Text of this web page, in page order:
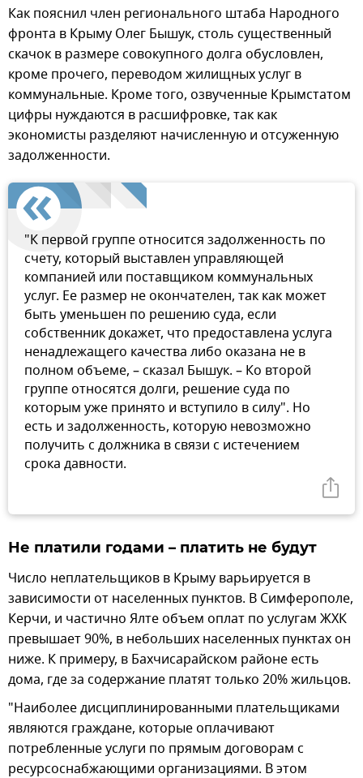
Как пояснил член регионального штаба Народного
фронта в Крыму Олег Бышук, столь существенный
скачок в размере совокупного долга обусловлен,
кроме прочего, переводом жилищных услуг в
коммунальные. Кроме того, озвученные Крымстатом
цифры нуждаются в расшифровке, так как
экономисты разделяют начисленную и отсуженную
задолженности.
"К первой группе относится задолженность по
счету, который выставлен управляющей
компанией или поставщиком коммунальных
услуг. Ее размер не окончателен, так как может
быть уменьшен по решению суда, если
собственник докажет, что предоставлена услуга
ненадлежащего качества либо оказана не в
полном объеме, – сказал Бышук. – Ко второй
группе относятся долги, решение суда по
которым уже принято и вступило в силу". Но
есть и задолженность, которую невозможно
получить с должника в связи с истечением
срока давности.
Не платили годами – платить не будут
Число неплательщиков в Крыму варьируется в
зависимости от населенных пунктов. В Симферополе,
Керчи, и частично Ялте объем оплат по услугам ЖХК
превышает 90%, в небольших населенных пунктах он
ниже. К примеру, в Бахчисарайском районе есть
дома, где за содержание платят только 20% жильцов.
"Наиболее дисциплинированными плательщиками
являются граждане, которые оплачивают
потребленные услуги по прямым договорам с
ресурсоснабжающими организациями. В этом